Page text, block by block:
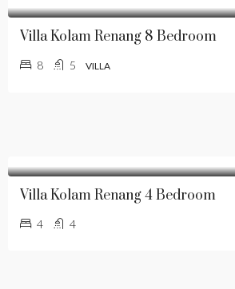
Villa Kolam Renang 8 Bedroom
8 5 VILLA
Villa Kolam Renang 4 Bedroom
4 4